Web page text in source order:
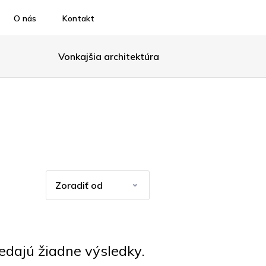
O nás Kontakt
Vonkajšia architektúra
žiadne výsledky.